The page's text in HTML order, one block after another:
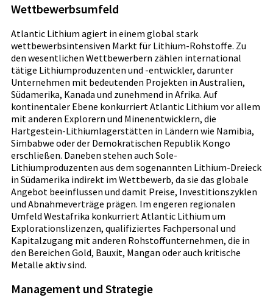
Wettbewerbsumfeld
Atlantic Lithium agiert in einem global stark
wettbewerbsintensiven Markt für Lithium-Rohstoffe. Zu
den wesentlichen Wettbewerbern zählen international
tätige Lithiumproduzenten und -entwickler, darunter
Unternehmen mit bedeutenden Projekten in Australien,
Südamerika, Kanada und zunehmend in Afrika. Auf
kontinentaler Ebene konkurriert Atlantic Lithium vor allem
mit anderen Explorern und Minenentwicklern, die
Hartgestein-Lithiumlagerstätten in Ländern wie Namibia,
Simbabwe oder der Demokratischen Republik Kongo
erschließen. Daneben stehen auch Sole-
Lithiumproduzenten aus dem sogenannten Lithium-Dreieck
in Südamerika indirekt im Wettbewerb, da sie das globale
Angebot beeinflussen und damit Preise, Investitionszyklen
und Abnahmeverträge prägen. Im engeren regionalen
Umfeld Westafrika konkurriert Atlantic Lithium um
Explorationslizenzen, qualifiziertes Fachpersonal und
Kapitalzugang mit anderen Rohstoffunternehmen, die in
den Bereichen Gold, Bauxit, Mangan oder auch kritische
Metalle aktiv sind.
Management und Strategie